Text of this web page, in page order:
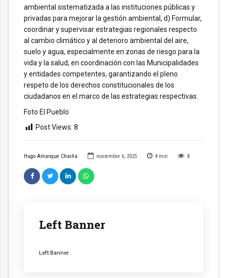
Hugo Amanque Chaiña noviembre 6, 2025 4 min 8
Left Banner
Left Banner
ambiental sistematizada a las instituciones públicas y
privadas para mejorar la gestión ambiental, d) Formular,
coordinar y supervisar estrategias regionales respecto
al cambio climático y al deterioro ambiental del aire,
suelo y agua, especialmente en zonas de riesgo para la
vida y la salud, en coordinación con las Municipalidades
y entidades competentes, garantizando el pleno
respeto de los derechos constitucionales de los
ciudadanos en el marco de las estrategias respectivas.
Foto El Pueblo
Post Views: 8